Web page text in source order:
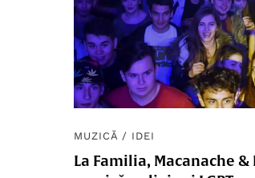
MUZICĂ / IDEI
La Familia, Macanache &